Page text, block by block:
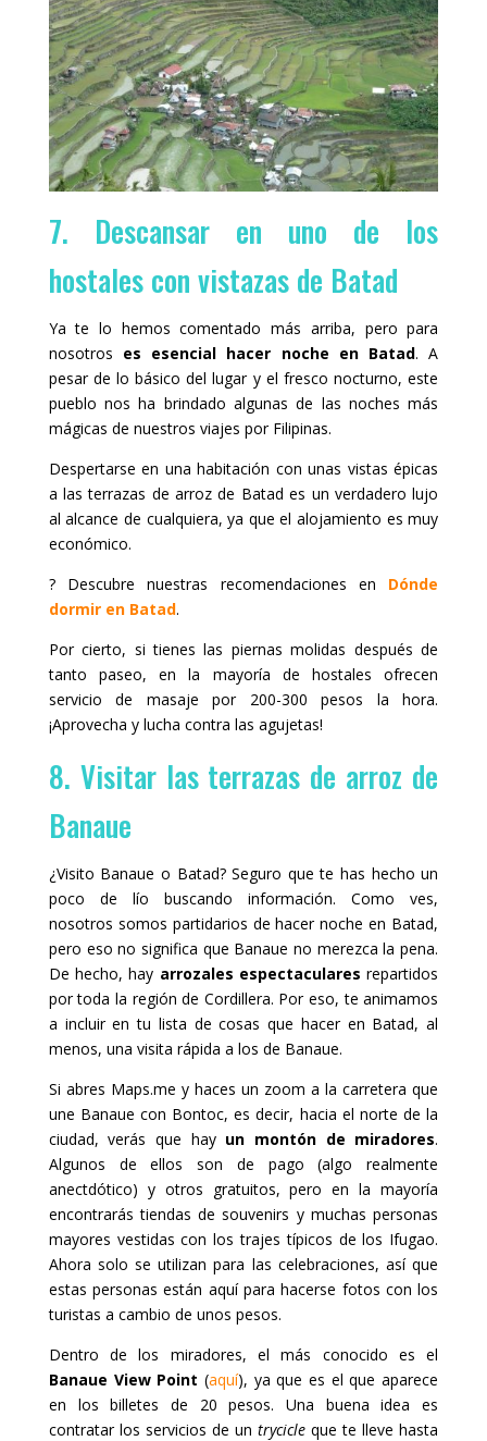
7. Descansar en uno de los
hostales con vistazas de Batad
Ya te lo hemos comentado más arriba, pero para
nosotros es esencial hacer noche en Batad. A
pesar de lo básico del lugar y el fresco nocturno, este
pueblo nos ha brindado algunas de las noches más
mágicas de nuestros viajes por Filipinas.
Despertarse en una habitación con unas vistas épicas
a las terrazas de arroz de Batad es un verdadero lujo
al alcance de cualquiera, ya que el alojamiento es muy
económico.
?️ Descubre nuestras recomendaciones en Dónde
dormir en Batad.
Por cierto, si tienes las piernas molidas después de
tanto paseo, en la mayoría de hostales ofrecen
servicio de masaje por 200-300 pesos la hora.
¡Aprovecha y lucha contra las agujetas!
8. Visitar las terrazas de arroz de
Banaue
¿Visito Banaue o Batad? Seguro que te has hecho un
poco de lío buscando información. Como ves,
nosotros somos partidarios de hacer noche en Batad,
pero eso no significa que Banaue no merezca la pena.
De hecho, hay arrozales espectaculares repartidos
por toda la región de Cordillera. Por eso, te animamos
a incluir en tu lista de cosas que hacer en Batad, al
menos, una visita rápida a los de Banaue.
Si abres Maps.me y haces un zoom a la carretera que
une Banaue con Bontoc, es decir, hacia el norte de la
ciudad, verás que hay un montón de miradores.
Algunos de ellos son de pago (algo realmente
anectdótico) y otros gratuitos, pero en la mayoría
encontrarás tiendas de souvenirs y muchas personas
mayores vestidas con los trajes típicos de los Ifugao.
Ahora solo se utilizan para las celebraciones, así que
estas personas están aquí para hacerse fotos con los
turistas a cambio de unos pesos.
Dentro de los miradores, el más conocido es el
Banaue View Point (aquí), ya que es el que aparece
en los billetes de 20 pesos. Una buena idea es
contratar los servicios de untrycicle que te lleve hasta